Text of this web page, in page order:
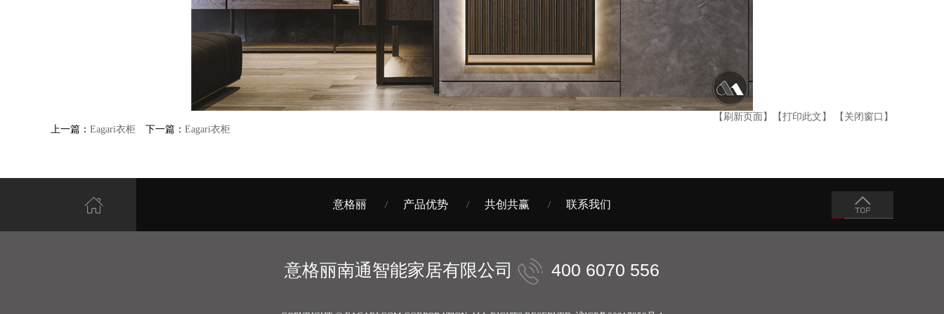
【刷新页面】 【打印此文】
【关闭窗口】
上一篇： Eagari衣柜 下一篇： Eagari衣柜
意格丽 产品优势 共创共赢 联系我们
意格丽南通智能家居有限公司 400 6070 556